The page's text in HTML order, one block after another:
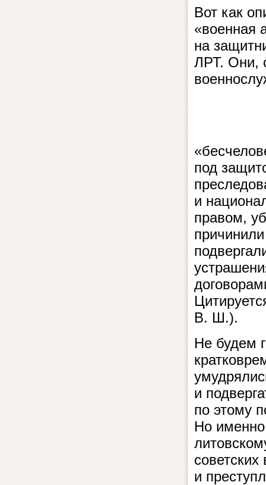
Вот как
«военная
на
ЛРТ. Они,
под
и
правом,
В. Ш.).
Не будем
и
по этому
Но
и